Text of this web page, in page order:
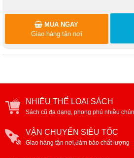
MUA NGAY
Giao hàng tận nơi
NHIỀU THỂ LOẠI SÁCH
Sách cũ đa dạng, phong phú nhiều
VẬN CHUYỂN SIÊU TỐC
Giao hàng tận nơi,đảm bảo chất lượng